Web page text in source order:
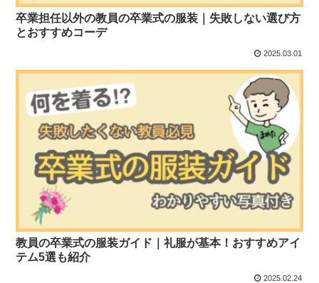
卒業担任以外の教員の卒業式の服装｜失敗しない選び方
とおすすめコーデ
2025.03.01
教員の卒業式の服装ガイド｜礼服が基本！おすすめアイ
テム5選も紹介
2025.02.24